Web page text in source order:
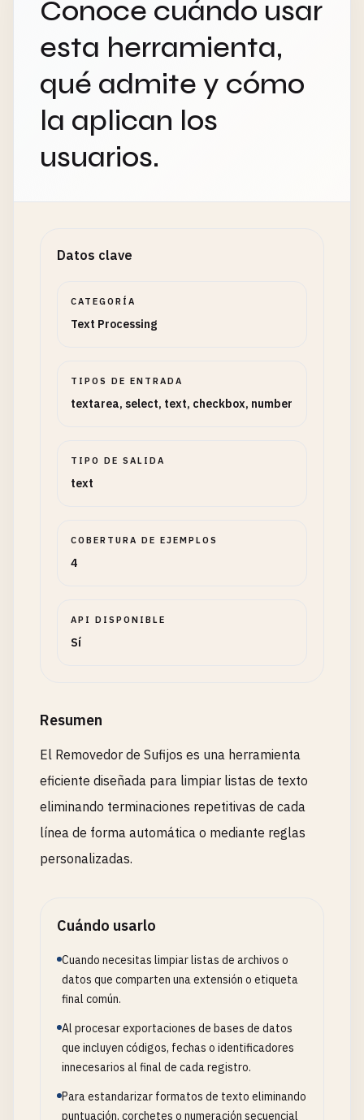
Conoce cuándo usar
esta herramienta,
qué admite y cómo
la aplican los
usuarios.
Datos clave
CATEGORÍA
Text Processing
TIPOS DE ENTRADA
textarea, select, text, checkbox, number
TIPO DE SALIDA
text
COBERTURA DE EJEMPLOS
4
API DISPONIBLE
Sí
Resumen
El Removedor de Sufijos es una herramienta
eficiente diseñada para limpiar listas de texto
eliminando terminaciones repetitivas de cada
línea de forma automática o mediante reglas
personalizadas.
Cuándo usarlo
Cuando necesitas limpiar listas de archivos o
datos que comparten una extensión o etiqueta
final común.
Al procesar exportaciones de bases de datos
que incluyen códigos, fechas o identificadores
innecesarios al final de cada registro.
Para estandarizar formatos de texto eliminando
puntuación, corchetes o numeración secuencial